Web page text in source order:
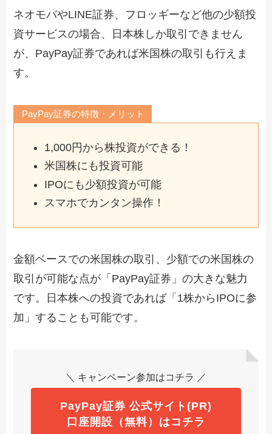
ネオモバやLINE証券、フロッギーなど他の少額投
資サービスの場合、日本株しか取引できません
が、PayPay証券であれば米国株の取引も行えま
す。
PayPay証券の特徴・メリット
1,000円から株投資ができる！
米国株にも投資可能
IPOにも少額投資が可能
スマホでカンタン操作！
金額ベースでの米国株の取引、少額での米国株の
取引が可能な点が「PayPay証券」の大きな魅力
です。日本株への投資であれば「1株からIPOに参
加」することも可能です。
＼ キャンペーン参加はコチラ ／
PayPay証券 公式サイト(PR)
口座開設（無料）はコチラ